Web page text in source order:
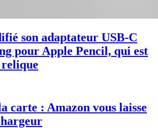
son adaptateur USB-C
pour Apple Pencil, qui est
relique
carte : Amazon vous laisse